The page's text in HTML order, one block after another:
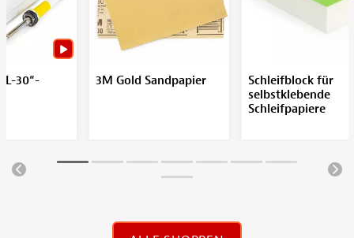
30“-
3M Gold Sandpapier
Schleifblock für
selbstklebende
Schleifpapiere